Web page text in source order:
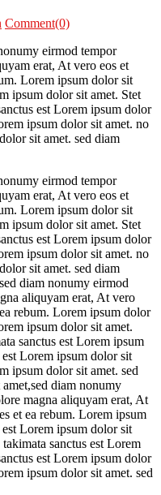
Comment(0)
eirmod tempor
erat, At vero eos et
Lorem ipsum dolor sit
ipsum dolor sit amet. Stet
est Lorem ipsum dolor
ipsum dolor sit amet. no
sit amet. sed diam
eirmod tempor
erat, At vero eos et
Lorem ipsum dolor sit
ipsum dolor sit amet. Stet
est Lorem ipsum dolor
ipsum dolor sit amet. no
sit amet. sed diam
diam nonumy eirmod
aliquyam erat, At vero
rebum. Lorem ipsum dolor
ipsum dolor sit amet.
sanctus est Lorem ipsum
Lorem ipsum dolor sit
ipsum dolor sit amet. sed
diam nonumy
magna aliquyam erat, At
et ea rebum. Lorem ipsum
Lorem ipsum dolor sit
sanctus est Lorem
est Lorem ipsum dolor
ipsum dolor sit amet. sed